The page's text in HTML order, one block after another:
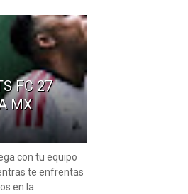
FC 27
MX
con tu equipo
te enfrentas
en la